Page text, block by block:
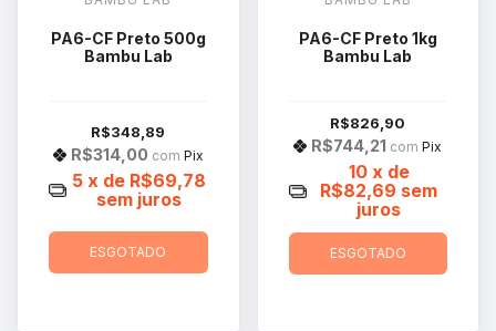
PA6-CF Preto 500g
Bambu Lab
R$348,89
R$314,00 com Pix
5 x de R$69,78
sem juros
ESGOTADO
PA6-CF Preto 1kg
Bambu Lab
R$826,90
R$744,21 com Pix
10 x de
R$82,69 sem
juros
ESGOTADO